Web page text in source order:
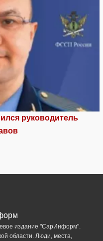
руководитель
издание "СарИнформ".
области. Люди, места,